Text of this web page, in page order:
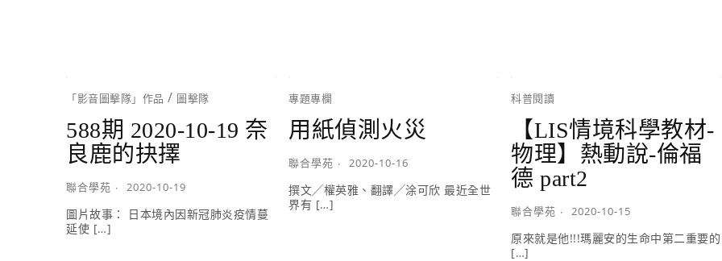
「影音圖擊隊」作品 / 圖擊隊
588期 2020-10-19 奈
良鹿的抉擇
聯合學苑 2020-10-19
圖片故事： 日本境內因新冠肺炎疫情蔓
延使 […]
專題專欄
用紙偵測火災
聯合學苑 2020-10-16
撰文╱權英雅、翻譯╱涂可欣 最近全世
界有 […]
科普閱讀
【LIS情境科學教材-
物理】熱動說-倫福
德 part2
聯合學苑 2020-10-15
原來就是他!!!瑪麗安的生命中第二重要的
[…]